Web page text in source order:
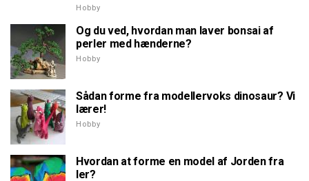
Hobby
Og du ved, hvordan man laver bonsai af
perler med hænderne?
Hobby
Sådan forme fra modellervoks dinosaur? Vi
lærer!
Hobby
Hvordan at forme en model af Jorden fra
ler?